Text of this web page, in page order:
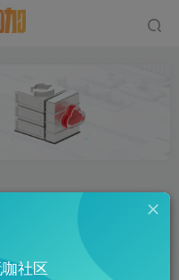
工服务端+运营后
搭建教程
社区